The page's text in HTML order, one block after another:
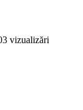
vizualizări